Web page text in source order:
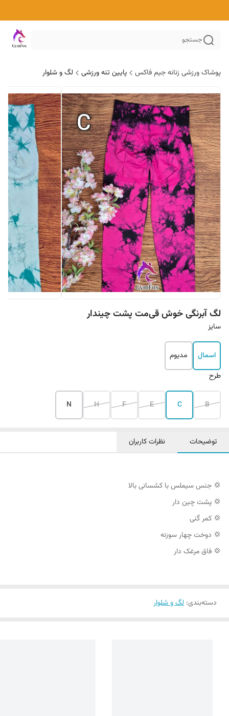
جستجو
پوشاک ورزشی زنانه جیم فاکس پایین تنه ورزشی لگ و شلوار
لگ آبرنگی خوش قی‌مت پشت چیندار
سایز
اسمال
مدیوم
طرح
B
C
E
F
H
N
توضیحات نظرات کاربران
💢 جنس سیملس با کشسانی بالا
💢 پشت چین دار
💢 کمر گنی
💢 دوخت چهار سوزنه
💢 فاق مرغک دار
دسته‌بندی: لگ و شلوار